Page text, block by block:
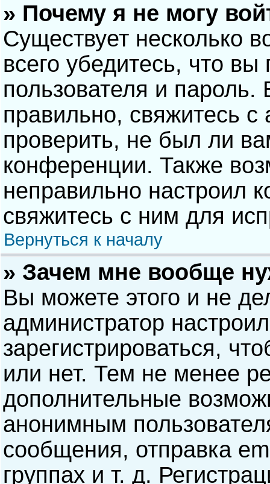
» Почему я не могу
Существует несколько
всего убедитесь, что
пользователя и
правильно, свяжитесь
проверить, не был ли
конференции. Также
неправильно настроил
свяжитесь с ним для
Вернуться к началу
» Зачем мне вообще
Вы можете этого и не
администратор
зарегистрироваться,
или нет. Тем не менее
дополнительные
анонимным
сообщения, отправка
группах и т. д.